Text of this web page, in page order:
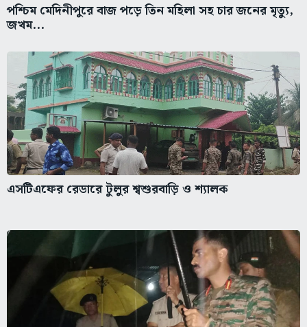
পশ্চিম মেদিনীপুরে বাজ পড়ে তিন মহিলা সহ চার জনের মৃত্যু,
জখম...
এসটিএফের রেডারে টুলুর শ্বশুরবাড়ি ও শ্যালক